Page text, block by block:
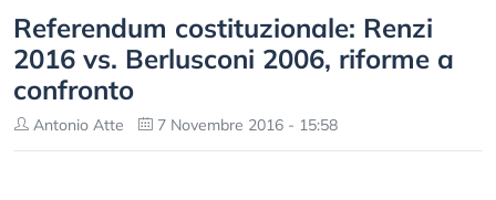
Referendum costituzionale: Renzi
2016 vs. Berlusconi 2006, riforme a
confronto
Antonio Atte 7 Novembre 2016 - 15:58